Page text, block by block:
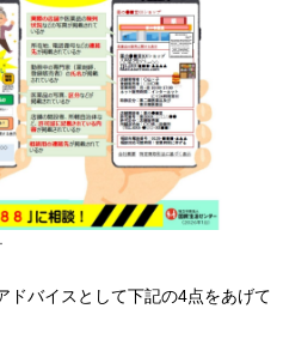
ドバイスとして下記の4点をあげて